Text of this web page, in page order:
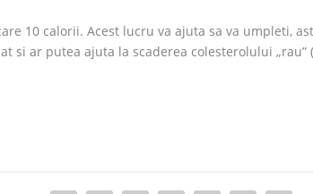
10 calorii. Acest lucru va ajuta sa va umpleti,
si ar putea ajuta la scaderea colesterolului